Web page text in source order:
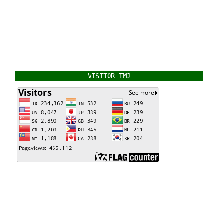
VISITOR TMJ